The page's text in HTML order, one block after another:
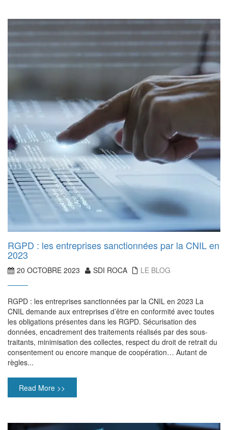
RGPD : les entreprises sanctionnées par la CNIL en
2023
20 OCTOBRE 2023 SDI ROCA LE BLOG
RGPD : les entreprises sanctionnées par la CNIL en 2023 La
CNIL demande aux entreprises d’être en conformité avec toutes
les obligations présentes dans les RGPD. Sécurisation des
données, encadrement des traitements réalisés par des sous-
traitants, minimisation des collectes, respect du droit de retrait du
consentement ou encore manque de coopération… Autant de
règles...
Read More >>